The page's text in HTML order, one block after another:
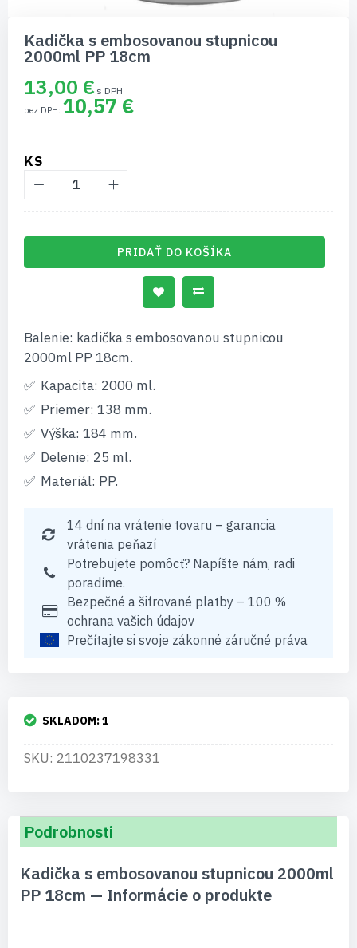
začiatok
galérie
Kadička s embosovanou stupnicou
2000ml PP 18cm
13,00 €
10,57 €
KS
PRIDAŤ DO KOŠÍKA
Balenie: kadička s embosovanou stupnicou
2000ml PP 18cm.
Kapacita: 2000 ml.
Priemer: 138 mm.
Výška: 184 mm.
Delenie: 25 ml.
Materiál: PP.
14 dní na vrátenie tovaru – garancia
vrátenia peňazí
Potrebujete pomôcť? Napíšte nám, radi
poradíme.
Bezpečné a šifrované platby – 100 %
ochrana vašich údajov
Prečítajte si svoje zákonné záručné práva
SKLADOM:1
SKU: 2110237198331
Podrobnosti
Kadička s embosovanou stupnicou 2000ml
PP 18cm — Informácie o produkte